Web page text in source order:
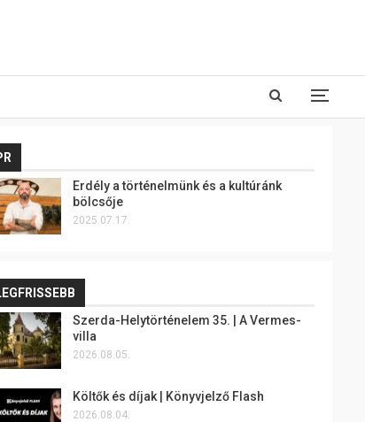
Erdély a történelmünk és a kultúránk
bölcsője
2025.07.17.
Szerda-Helytörténelem 35. | A Vermes-
villa
2026.08.05.
Költők és díjak | Könyvjelző Flash
2026.08.04.